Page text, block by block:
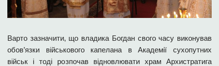
Варто зазначити, що владика Богдан свого часу виконував
обов’язки військового капелана в Академії сухопутних
військ і тоді розпочав відновлювати храм Архистратига